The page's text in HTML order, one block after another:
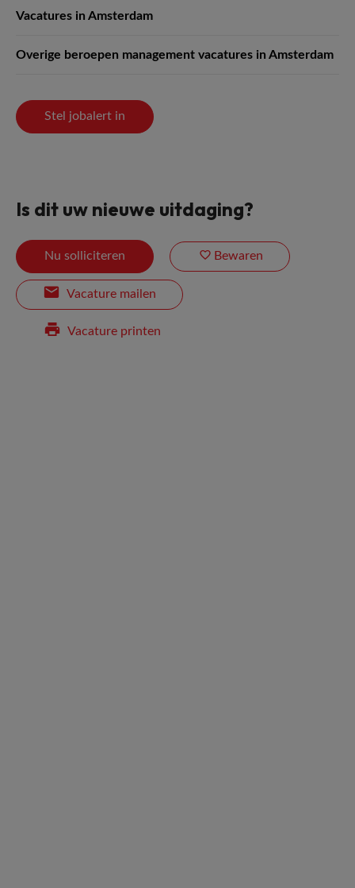
Vacatures in Amsterdam
Overige beroepen management vacatures in Amsterdam
Stel jobalert in
Is dit uw nieuwe uitdaging?
Nu solliciteren Bewaren
Vacature mailen
Vacature printen